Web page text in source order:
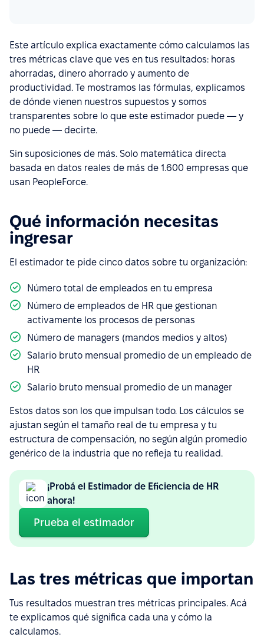
Este artículo explica exactamente cómo calculamos las
tres métricas clave que ves en tus resultados: horas
ahorradas, dinero ahorrado y aumento de
productividad. Te mostramos las fórmulas, explicamos
de dónde vienen nuestros supuestos y somos
transparentes sobre lo que este estimador puede — y
no puede — decirte.
Sin suposiciones de más. Solo matemática directa
basada en datos reales de más de 1.600 empresas que
usan PeopleForce.
Qué información necesitas
ingresar
El estimador te pide cinco datos sobre tu organización:
Número total de empleados en tu empresa
Número de empleados de HR que gestionan
activamente los procesos de personas
Número de managers (mandos medios y altos)
Salario bruto mensual promedio de un empleado de
HR
Salario bruto mensual promedio de un manager
Estos datos son los que impulsan todo. Los cálculos se
ajustan según el tamaño real de tu empresa y tu
estructura de compensación, no según algún promedio
genérico de la industria que no refleja tu realidad.
¡Probá el Estimador de Eficiencia de HR
ahora!
Prueba el estimador
Las tres métricas que importan
Tus resultados muestran tres métricas principales. Acá
te explicamos qué significa cada una y cómo la
calculamos.